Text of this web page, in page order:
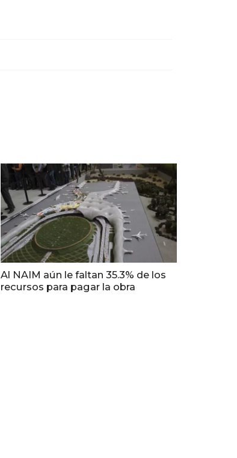
Al NAIM aún le faltan 35.3% de los
recursos para pagar la obra